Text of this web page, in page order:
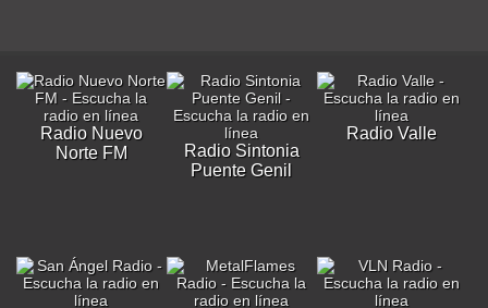
Radio Nuevo
Norte FM
Radio Sintonia
Puente Genil
Radio Valle